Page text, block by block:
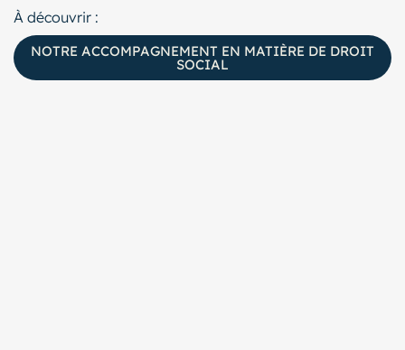
À découvrir :
NOTRE ACCOMPAGNEMENT EN MATIÈRE DE DROIT
SOCIAL